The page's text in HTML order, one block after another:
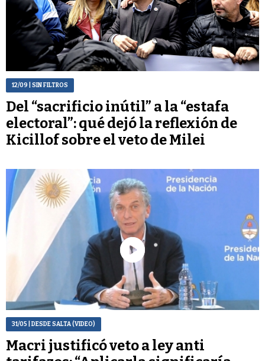
12/09 | SIN FILTROS
Del “sacrificio inútil” a la “estafa
electoral”: qué dejó la reflexión de
Kicillof sobre el veto de Milei
31/05 | DESDE SALTA (VIDEO)
Macri justificó veto a ley anti